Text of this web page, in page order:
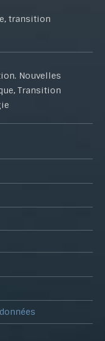
transition
Nouvelles
Transition